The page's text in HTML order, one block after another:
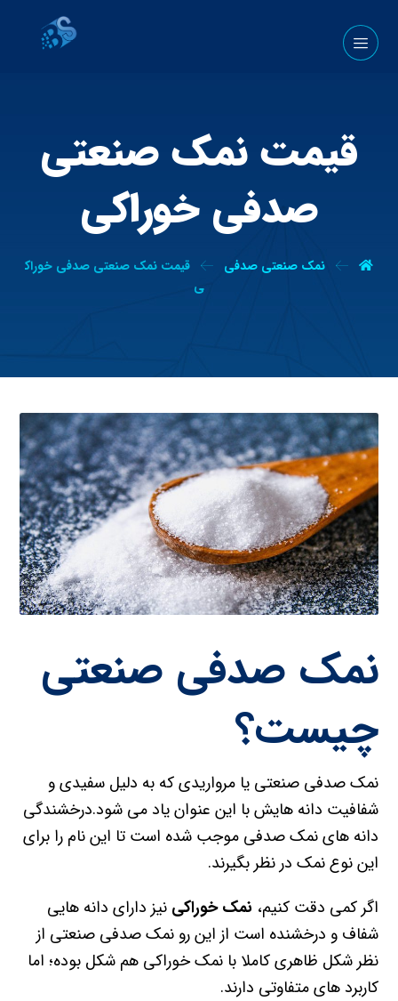
قیمت نمک صنعتی
صدفی خوراکی
نمک صنعتی صدفی
قیمت نمک صنعتی صدفی خوراک
ی
نمک صدفی صنعتی
چیست؟
نمک صدفی صنعتی یا مرواریدی که به دلیل سفیدی و
شفافیت دانه هایش با این عنوان یاد می شود.درخشندگی
دانه های نمک صدفی موجب شده است تا این نام را برای
این نوع نمک در نظر بگیرند.
اگر کمی دقت کنیم، نمک خوراکی نیز دارای دانه هایی
شفاف و درخشنده است از این رو نمک صدفی صنعتی از
نظر شکل ظاهری کاملا با نمک خوراکی هم شکل بوده؛ اما
کاربرد های متفاوتی دارند.